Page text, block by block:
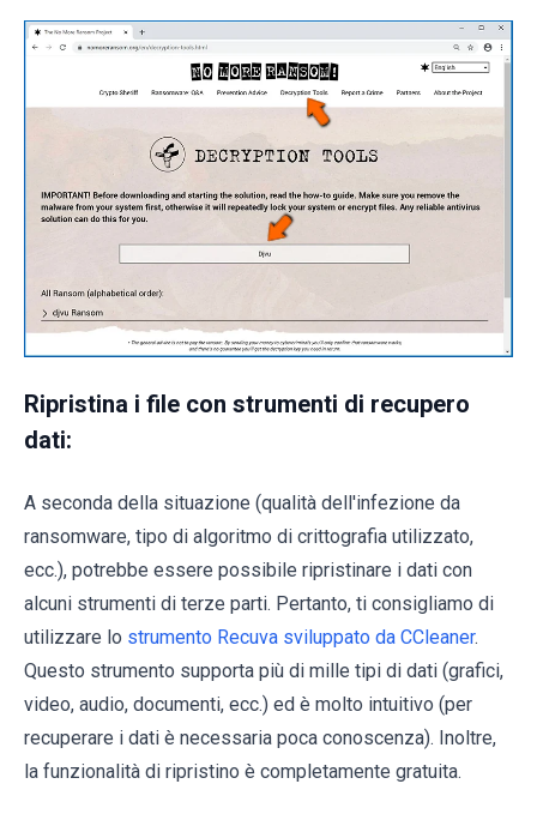
Ripristina i file con strumenti di recupero
dati:
A seconda della situazione (qualità dell'infezione da
ransomware, tipo di algoritmo di crittografia utilizzato,
ecc.), potrebbe essere possibile ripristinare i dati con
alcuni strumenti di terze parti. Pertanto, ti consigliamo di
utilizzare lo strumento Recuva sviluppato da CCleaner.
Questo strumento supporta più di mille tipi di dati (grafici,
video, audio, documenti, ecc.) ed è molto intuitivo (per
recuperare i dati è necessaria poca conoscenza). Inoltre,
la funzionalità di ripristino è completamente gratuita.